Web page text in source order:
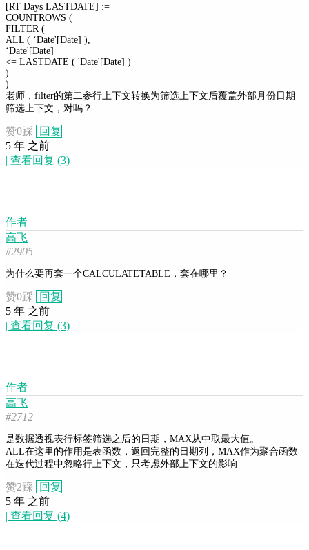
[RT Days LASTDATE] :=
COUNTROWS (
FILTER (
ALL ( ‘Date'[Date] ),
‘Date'[Date]
<= LASTDATE ( 'Date'[Date] )
)
)
老师，filter的第二参行上下文转换为筛选上下文后覆盖外部月份日期
筛选上下文，对吗？
赞0踩
回复
5 年 之前
| 查看回复 (3)
作者
高飞
#2905
为什么要再套一个CALCULATETABLE，套在哪里？
赞0踩
回复
5 年 之前
| 查看回复 (3)
作者
高飞
#2712
是数据透视表行标签筛选之后的日期，MAX从中取最大值。
ALL在这里的作用是表函数，返回完整的日期列，MAX作为聚合函数
在迭代过程中忽略行上下文，只考虑外部上下文的影响
赞2踩
回复
5 年 之前
| 查看回复 (4)